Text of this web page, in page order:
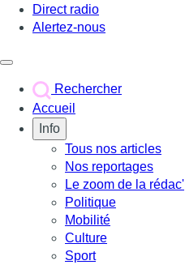
Direct radio
Alertez-nous
Rechercher
Accueil
Info
Tous nos articles
Nos reportages
Le zoom de la rédac'
Politique
Mobilité
Culture
Sport